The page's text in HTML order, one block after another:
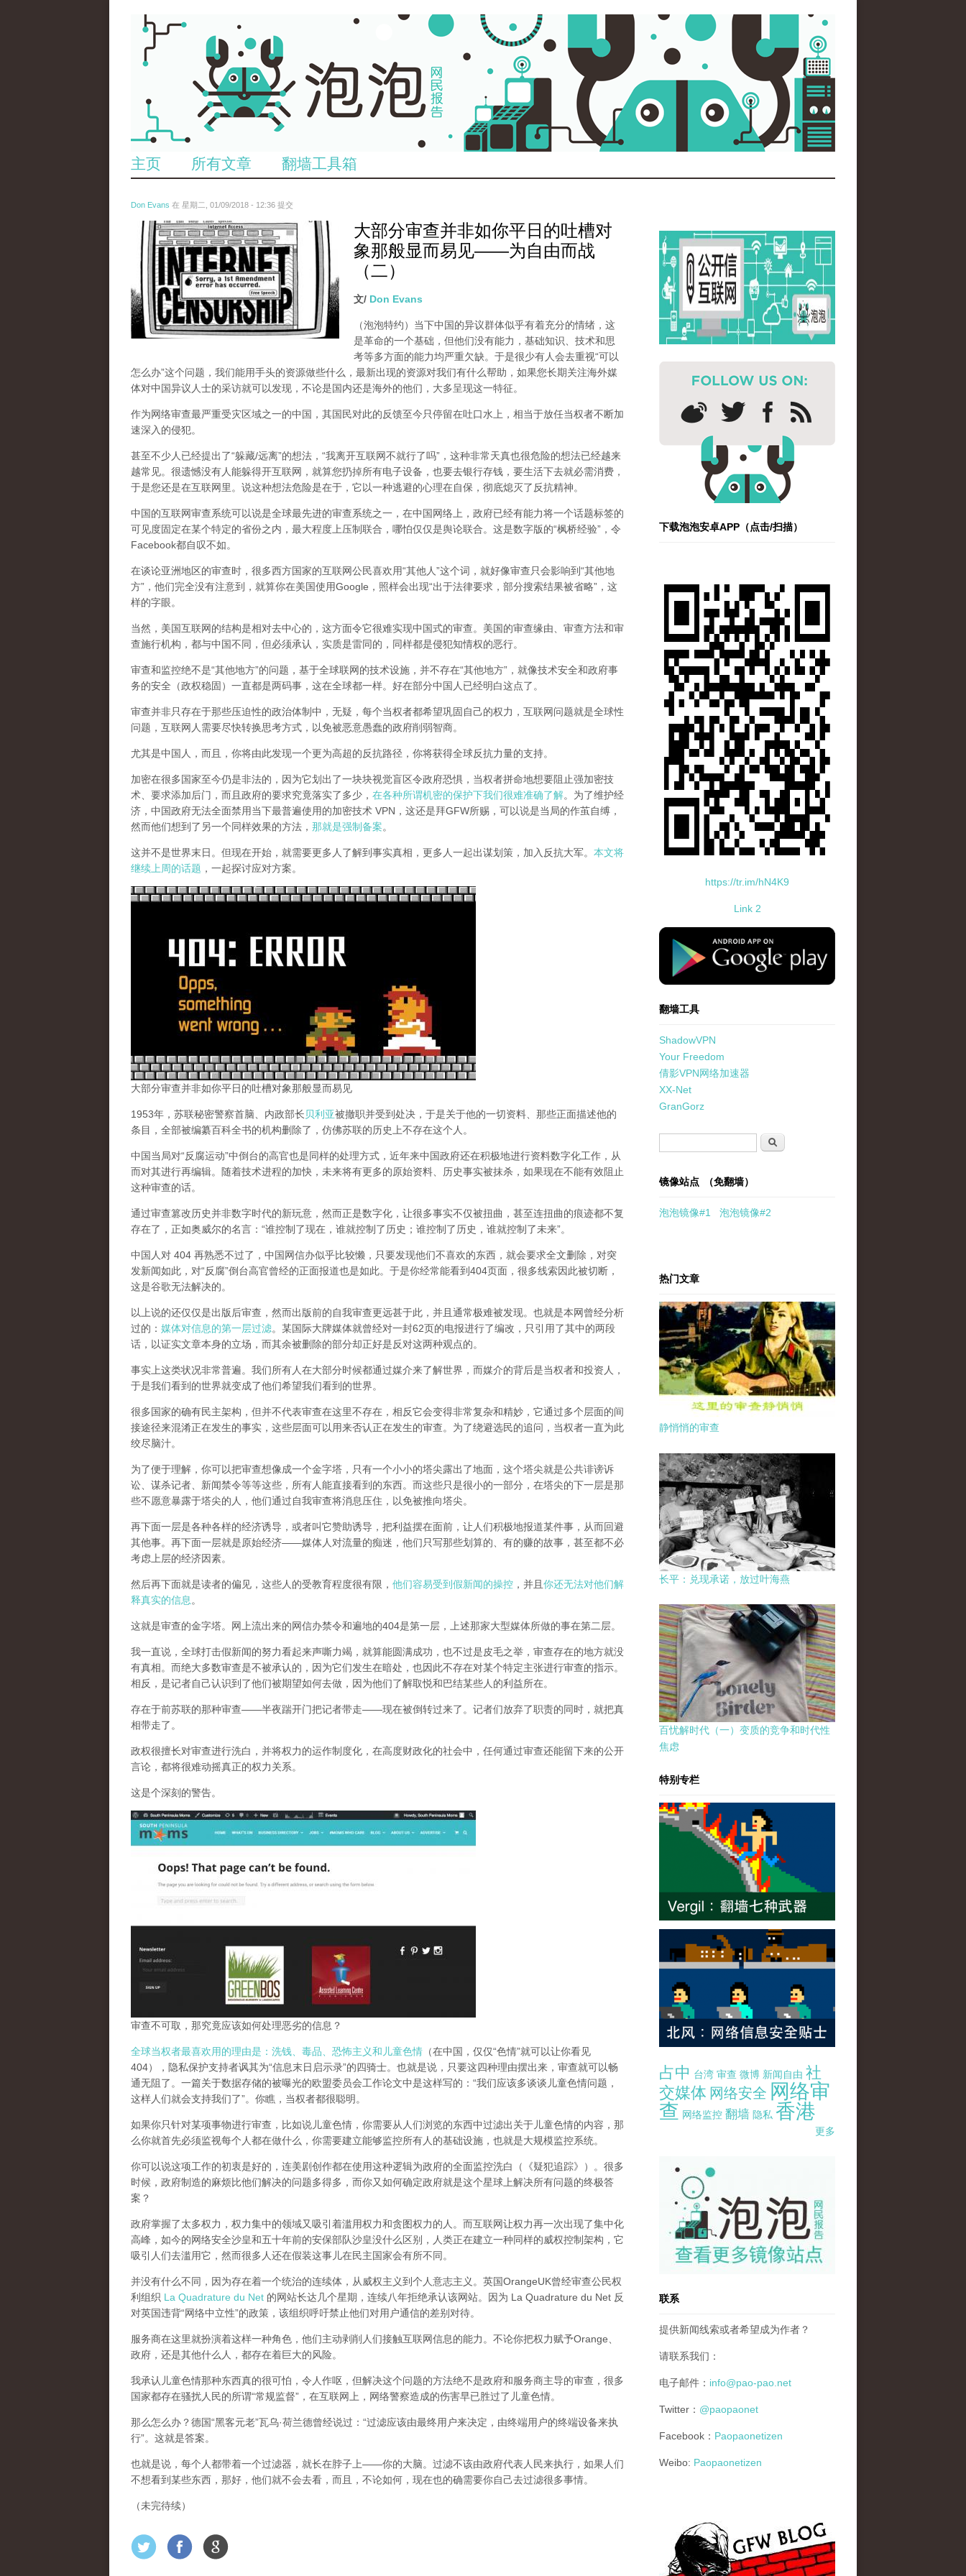
主页 所有文章 翻墙工具箱
Don Evans 在 星期二, 01/09/2018 - 12:36 提交
wechatimg866.jpeg
大部分审查并非如你平日的吐槽对
象那般显而易见——为自由而战
（二）
文/ Don Evans
（泡泡特约） 当下中国的异议群体似乎有着充分的情绪，这
是革命的一个基础，但他们没有能力，基础知识、技术和思
考等多方面的能力均严重欠缺。于是很少有人会去重视“可以
怎么办”这个问题，我们能用手头的资源做些什么，最新出现的资源对我们有什么帮助，如果您长期关注海外媒
体对中国异议人士的采访就可以发现，不论是国内还是海外的他们，大多呈现这一特征。
作为网络审查最严重受灾区域之一的中国，其国民对此的反馈至今只停留在吐口水上，相当于放任当权者不断加
速深入的侵犯。
甚至不少人已经提出了“躲藏/远离”的想法，“我离开互联网不就行了吗”，这种非常天真也很危险的想法已经越来
越常见。很遗憾没有人能躲得开互联网，就算您扔掉所有电子设备，也要去银行存钱，要生活下去就必需消费，
于是您还是在互联网里。说这种想法危险是在于，它以一种逃避的心理在自保，彻底熄灭了反抗精神。
中国的互联网审查系统可以说是全球最先进的审查系统之一，在中国网络上，政府已经有能力将一个话题标签的
可见度固定在某个特定的省份之内，最大程度上压制联合 ，哪怕仅仅是舆论联合。这是数字版的“枫桥经验”，令
Facebook都自叹不如。
在谈论亚洲地区的审查时，很多西方国家的互联网公民喜欢用“其他人”这个词，就好像审查只会影响到“其他地
方”，他们完全没有注意到， 就算你在美国使用Google，照样会出现“出于法律要求，部分搜索结果被省略”，这
样的字眼。
当然，美国互联网的结构是相对去中心的，这方面令它很难实现中国式的审查。美国的审查缘由、审查方法和审
查施行机构，都与中国不同，但必须承认， 实质是雷同的，同样都是侵犯知情权的恶行。
审查和监控绝不是“其他地方”的问题，基于全球联网的技术设施，并不存在“其他地方”，就像技术安全和政府事
务的安全（政权稳固）一直都是两码事，这在全球都一样。好在部分中国人已经明白这点了。
审查并非只存在于那些压迫性的政治体制中，无疑，每个当权者都希望巩固自己的权力，互联网问题就是全球性
问题，互联网人需要尽快转换思考方式，以免被恶意愚蠢的政府削弱智商。
尤其是中国人，而且，你将由此发现一个更为高超的反抗路径，你将获得全球反抗力量的支持。
加密在很多国家至今仍是非法的，因为它划出了一块块视觉盲区令政府恐惧，当权者拼命地想要阻止强加密技
术、要求添加后门，而且政府的要求究竟落实了多少， 在各种所谓机密的保护下我们很难准确了解。为了维护经
济，中国政府无法全面禁用当下最普遍使用的加密技术 VPN，这还是拜GFW所赐，可以说是当局的作茧自缚，
然而他们想到了另一个同样效果的方法， 那就是强制备案。
这并不是世界末日。但现在开始，就需要更多人了解到事实真相，更多人一起出谋划策，加入反抗大军。 本文将
继续上周的话题 ，一起探讨应对方案。
大部分审查并非如你平日的吐槽对象那般显而易见
1953年，苏联秘密警察首脑、内政部长贝利亚被撤职并受到处决，于是关于他的一切资料、那些正面描述他的
条目，全部被编纂百科全书的机构删除了，仿佛苏联的历史上不存在这个人。
中国当局对“反腐运动”中倒台的高官也是同样的处理方式，近年来中国政府还在积极地进行资料数字化工作，从
而对其进行再编辑。随着技术进程的加快，未来将有更多的原始资料、历史事实被抹杀，如果现在不能有效阻止
这种审查的话。
通过审查篡改历史并非数字时代的新玩意，然而正是数字化，让很多事实不仅被扭曲，甚至连扭曲的痕迹都不复
存在了，正如奥威尔的名言：“谁控制了现在，谁就控制了历史；谁控制了历史，谁就控制了未来”。
中国人对 404 再熟悉不过了，中国网信办似乎比较懒，只要发现他们不喜欢的东西，就会要求全文删除，对突
发新闻如此，对“反腐”倒台高官曾经的正面报道也是如此。于是你经常能看到404页面， 很多线索因此被切断，
这是谷歌无法解决的。
以上说的还仅仅是出版后审查，然而出版前的自我审查更远甚于此，并且通常极难被发现。 也就是本网曾经分析
过的： 媒体对信息的第一层过滤。某国际大牌媒体就曾经对一封62页的电报进行了编改，只引用了其中的两段
话，以证实文章本身的立场，而其余被删除的部分却正好是反对这两种观点的。
事实上这类状况非常普遍。我们所有人在大部分时候都通过媒介来了解世界，而媒介的背后是当权者和投资人，
于是我们看到的世界就变成了他们希望我们看到的世界。
很多国家的确有民主架构，但并不代表审查在这里不存在，相反它会变得非常复杂和精妙，它通过多个层面的间
接途径来混淆正在发生的事实，这些层面可以用来否认正在发生的审查。为了绕避选民的追问，当权者一直为此
绞尽脑汁。
为了便于理解，你可以把审查想像成一个金字塔，只有一个小小的塔尖露出了地面，这个塔尖就是公共诽谤诉
讼、谋杀记者、新闻禁令等等这些，所有人能直接看到的东西。而这些只是很小的一部分，在塔尖的下一层是那
些不愿意暴露于塔尖的人，他们通过自我审查将消息压住，以免被推向塔尖。
再下面一层是各种各样的经济诱导，或者叫它赞助诱导，把利益摆在面前，让人们积极地报道某件事，从而回避
其他事。再下面一层就是原始经济——媒体人对流量的痴迷，他们只写那些划算的、有的赚的故事，甚至都不必
考虑上层的经济因素。
然后再下面就是读者的偏见，这些人的受教育程度很有限， 他们容易受到假新闻的操控 ，并且 你还无法对他们解
释真实的信息 。
这就是审查的金字塔。网上流出来的网信办禁令和遍地的404是第一层，上述那家大型媒体所做的事在第二层。
我一直说，全球打击假新闻的努力看起来声嘶力竭，就算能圆满成功，也不过是皮毛之举，审查存在的地方就没
有真相。而绝大多数审查是不被承认的，因为它们发生在暗处，也因此不存在对某个特定主张进行审查的指示。
相反，是记者自己认识到了他们被期望如何去做，因为他们了解取悦和巴结某些人的利益所在。
存在于前苏联的那种审查——半夜踹开门把记者带走——现在被倒转过来了。记者们放弃了职责的同时，就把真
相带走了。
政权很擅长对审查进行洗白，并将权力的运作制度化，在高度财政化的社会中，任何通过审查还能留下来的公开
言论，都将很难动摇真正的权力关系。
这是个深刻的警告。
审查不可取，那究竟应该如何处理恶劣的信息？
全球当权者最喜欢用的理由是：洗钱、毒品、恐怖主义和儿童色情 （在中国，仅仅“色情”就可以让你看见
404），隐私保护支持者讽其为“信息末日启示录”的四骑士。也就是说，只要这四种理由摆出来，审查就可以畅
通无阻了。一篇关于数据存储的被曝光的欧盟委员会工作论文中是这样写的：“我们应该多谈谈儿童色情问题，
这样人们就会支持我们了”。你瞧，当权者都很聪明。
如果你只针对某项事物进行审查，比如说儿童色情，你需要从人们浏览的东西中过滤出关于儿童色情的内容，那
么你就首先必须监视每个人都在做什么，你需要建立能够监控所有人的基础设施，也就是大规模监控系统。
你可以说这项工作的初衷是好的，连美剧创作都在使用这种逻辑为政府的全面监控洗白（《疑犯追踪》）。 很多
时候，政府制造的麻烦比他们解决的问题多得多，而你又如何确定政府就是这个星球上解决所有问题的终极答
案？
政府掌握了太多权力，权力集中的领域又吸引着滥用权力和贪图权力的人。而互联网让权力再一次出现了集中化
高峰， 如今的网络安全沙皇和五十年前的安保部队沙皇没什么区别，人类正在建立一种同样的威权控制架构，它
吸引人们去滥用它，然而很多人还在假装这事儿在民主国家会有所不同。
并没有什么不同，因为存在着一个统治的连续体，从威权主义到个人意志主义。英国OrangeUK曾经审查公民权
利组织 La Quadrature du Net 的网站长达几个星期，连续八年拒绝承认该网站。因为 La Quadrature du Net 反
对英国违背“网络中立性”的政策，该组织呼吁禁止他们对用户通信的差别对待。
服务商在这里就扮演着这样一种角色，他们主动剥削人们接触互联网信息的能力。不论你把权力赋予Orange、
政府，还是其他什么人，都存在着巨大的风险。
我承认儿童色情那种东西真的很可怕，令人作呕，但解决这个问题的方法绝不是政府和服务商主导的审查，很多
国家都存在骚扰人民的所谓“常规监督”，在互联网上，网络警察造成的伤害早已胜过了儿童色情。
那么怎么办？德国“黑客元老”瓦乌·荷兰德曾经说过：“过滤应该由最终用户来决定，由终端用户的终端设备来执
行”。这就是答案。
也就是说，每个人都带着一个过滤器，就长在脖子上——你的大脑。过滤不该由政府代表人民来执行，如果人们
不想看到某些东西，那好，他们就不会去看，而且，不论如何，现在也的确需要你自己去过滤很多事情。
（未完待续）
下载泡泡安卓APP（点击/扫描）
https://tr.im/hN4K9
Link 2
standard-icon-googleplay-app-store.png
翻墙工具
ShadowVPN
Your Freedom
倩影VPN网络加速器
XX-Net
GranGorz
搜索
镜像站点 （免翻墙）
泡泡镜像#1 泡泡镜像#2
热门文章
静悄悄的审查
长平：兑现承诺，放过叶海燕
百忧解时代（一）变质的竞争和时代性
焦虑
特别专栏
占中 台湾 审查 微博 新闻自由 社
交媒体 网络安全 网络审
查 网络监控 翻墙 隐私 香港
更多
pao-pao-banner-mirror-site-120814.jpg
联系
提供新闻线索或者希望成为作者？
请联系我们：
电子邮件： info@pao-pao.net
Twitter： @paopaonet
Facebook： Paopaonetizen
Weibo: Paopaonetizen
gfw_blog_small.jpg